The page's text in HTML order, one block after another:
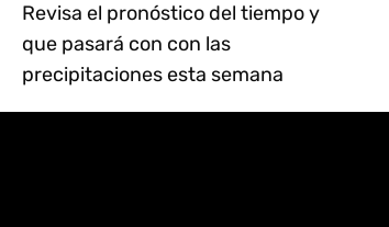
Revisa el pronóstico del tiempo y
que pasará con con las
precipitaciones esta semana